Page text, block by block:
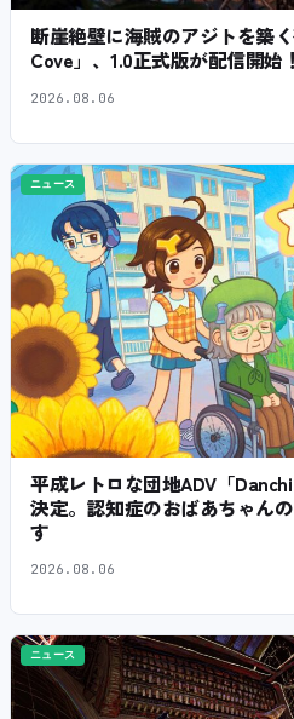
断崖絶壁に海賊のアジトを築
Cove」、1.0正式版が配信開始！
2026.08.06
ニュース
平成レトロな団地ADV「
決定。認知症のおばあちゃん
す
2026.08.06
ニュース